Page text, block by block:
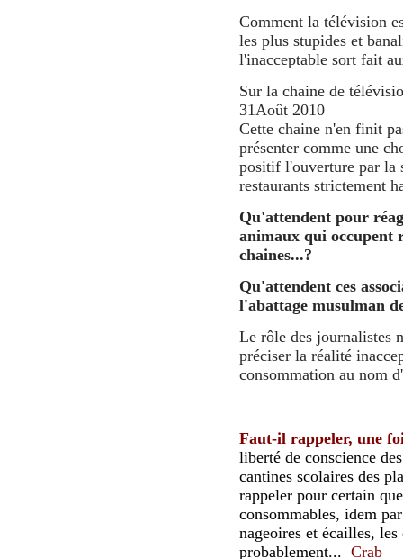
Comment la télévision
les plus stupides et
l'inacceptable sort fait
Sur la chaine de
31Août 2010
Cette chaine n'en finit
présenter comme une
positif l'ouverture par la
restaurants strictement
Qu'attendent pour
animaux qui occupent
chaines...?
Qu'attendent ces
l'abattage musulman
Le rôle des journalistes
préciser la réalité
consommation au nom
Faut-il rappeler, une
liberté de conscience
cantines scolaires des
rappeler pour certain
consommables, idem
nageoires et écailles,
probablement... Crab